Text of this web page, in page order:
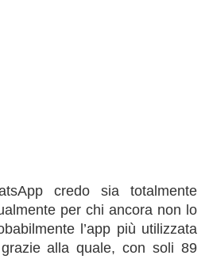
credo sia totalmente
per chi ancora non lo
l’app più utilizzata
alla quale, con soli 89